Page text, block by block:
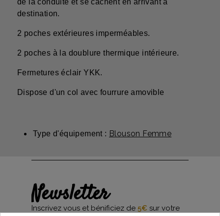
de la conduite et se cachent en arrivant à
destination.
2 poches extérieures imperméables.
2 poches à la doublure thermique intérieure.
Fermetures éclair YKK.
Dispose d'un col avec fourrure amovible
Type d'équipement : Blouson Femme
Newsletter
Inscrivez vous et bénificiez de 5€ sur votre